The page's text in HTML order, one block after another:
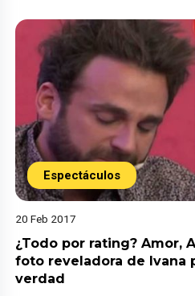
Espectáculos
20 Feb 2017
¿Todo por rating? Amor,
foto reveladora de Ivana
verdad